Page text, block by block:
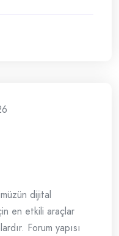
dijital
en etkili araçlar
Forum yapısı